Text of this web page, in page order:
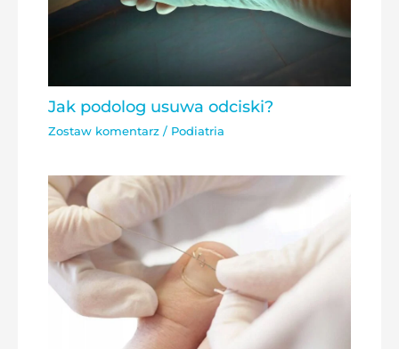
Jak podolog usuwa odciski?
Zostaw komentarz / Podiatria